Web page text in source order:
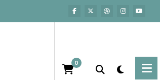
0